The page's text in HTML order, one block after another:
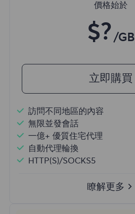
價格始於
$? /GB
立即購買
訪問不同地區的內容
無限並發會話
一億+ 優質住宅代理
自動代理輪換
HTTP(S)/SOCKS5
瞭解更多